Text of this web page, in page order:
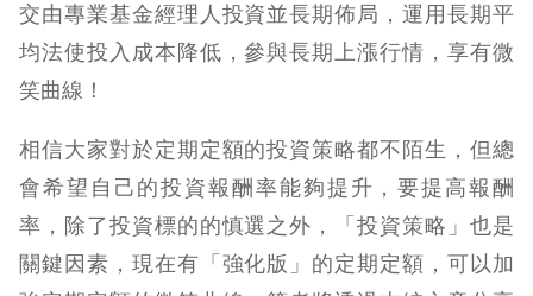
交由專業基金經理人投資並長期佈局，運用長期平
均法使投入成本降低，參與長期上漲行情，享有微
笑曲線！
相信大家對於定期定額的投資策略都不陌生，但總
會希望自己的投資報酬率能夠提升，要提高報酬
率，除了投資標的的慎選之外，「投資策略」也是
關鍵因素，現在有「強化版」的定期定額，可以加